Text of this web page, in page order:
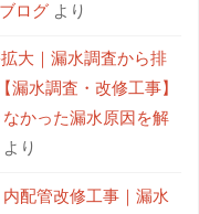
ログ より
大｜漏水調査から排
【漏水調査・改修工事】
かった漏水原因を解
より
配管改修工事｜漏水